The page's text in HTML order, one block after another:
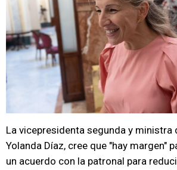
La vicepresidenta segunda y ministra
Yolanda Díaz, cree que "hay margen"
un acuerdo con la patronal para